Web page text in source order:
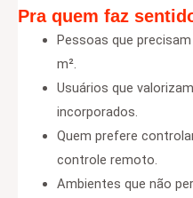
Pra quem faz
Pessoas que
m².
Usuários que
incorporados.
Quem prefere
controle remoto.
Ambientes que não